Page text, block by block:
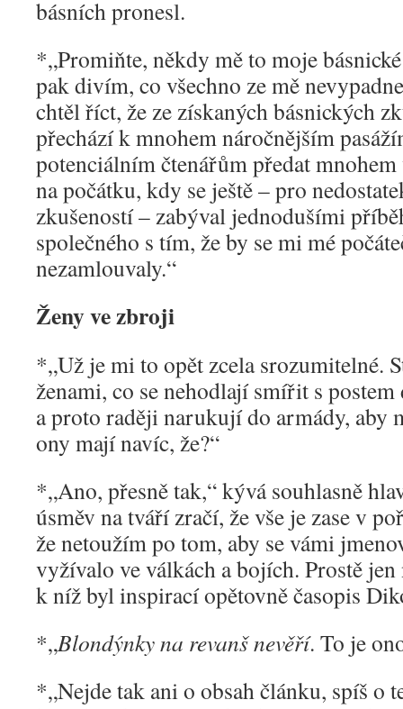
básních pronesl.
*„Promiňte, někdy mě to moje
pak divím, co všechno ze mě
chtěl říct, že ze získaných básnických
přechází k mnohem náročnějším
potenciálním čtenářům předat
na počátku, kdy se ještě – pro
zkušeností – zabýval jednodušími
společného s tím, že by se mi mé
nezamlouvaly.“
Ženy ve zbroji
*„Už je mi to opět zcela srozumitelné.
ženami, co se nehodlají smířit s
a proto raději narukují do armády, aby
ony mají navíc, že?“
*„Ano, přesně tak,“ kývá souhlasně
úsměv na tváří zračí, že vše je zase v
že netoužím po tom, aby se vámi
vyžívalo ve válkách a bojích. Prostě
k níž byl inspirací opětovně časopis
*„Blondýnky na revanš nevěří. To je
*„Nejde tak ani o obsah článku, spíš o